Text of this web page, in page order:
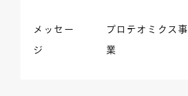
メッセー
ジ
プロテオミクス事
業